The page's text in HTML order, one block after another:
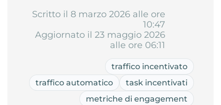
Scritto il 8 marzo 2026 alle ore
10:47
Aggiornato il 23 maggio 2026
alle ore 06:11
traffico incentivato
traffico automatico
task incentivati
metriche di engagement